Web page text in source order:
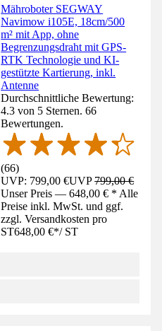
Mähroboter SEGWAY
Navimow i105E, 18cm/500
m² mit App, ohne
Begrenzungsdraht mit GPS-
RTK Technologie und KI-
gestützte Kartierung, inkl.
Antenne
Durchschnittliche Bewertung:
4.3 von 5 Sternen. 66
Bewertungen.
(66)
UVP: 799,00 €UVP799,00 €
Unser Preis — 648,00 € * Alle
Preise inkl. MwSt. und ggf.
zzgl. Versandkosten pro
ST648,00 €*/ ST